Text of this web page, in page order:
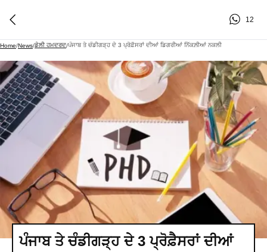
12
Home/News/ਡੇਲੀ ਹਮਦਰਦ/ਪੰਜਾਬ ਤੇ ਚੰਡੀਗੜ੍ਹ ਦੇ 3 ਪ੍ਰੋਫ਼ੈਸਰਾਂ ਦੀਆਂ ਡਿਗਰੀਆਂ ਨਿੱਕਲ਼ੀਆਂ ਨਕਲੀ
ਪੰਜਾਬ ਤੇ ਚੰਡੀਗੜ੍ਹ ਦੇ 3 ਪ੍ਰੋਫ਼ੈਸਰਾਂ ਦੀਆਂ